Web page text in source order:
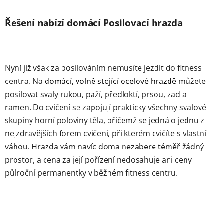
Řešení nabízí domácí Posilovací hrazda
Nyní již však za posilováním nemusíte jezdit do fitness
centra. Na domácí, volně stojící ocelové hrazdě můžete
posilovat svaly rukou, paží, předloktí, prsou, zad a
ramen. Do cvičení se zapojují prakticky všechny svalové
skupiny horní poloviny těla, přičemž se jedná o jednu z
nejzdravějších forem cvičení, při kterém cvičíte s vlastní
váhou. Hrazda vám navíc doma nezabere téměř žádný
prostor, a cena za její pořízení nedosahuje ani ceny
půlroční permanentky v běžném fitness centru.